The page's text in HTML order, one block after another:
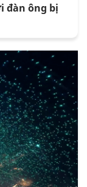
đàn ông bị